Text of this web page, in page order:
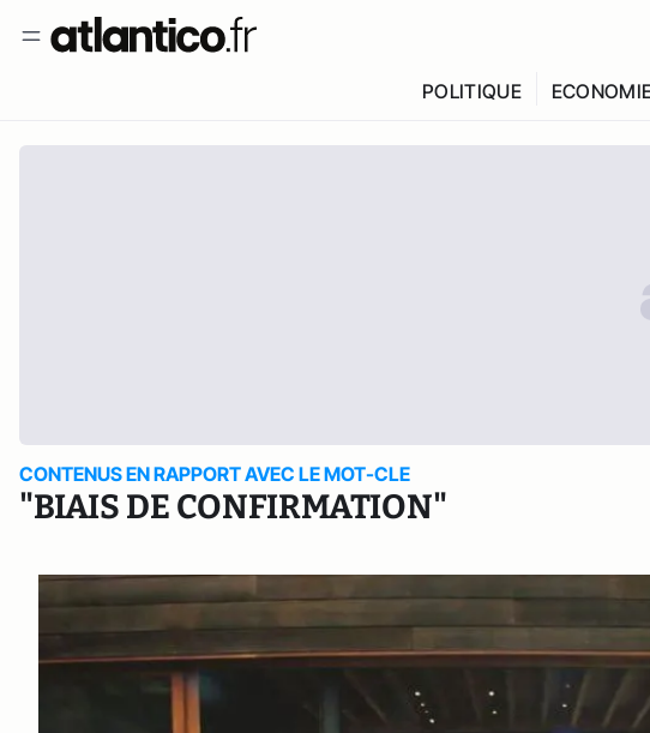
POLITIQUE
CONTENUS EN RAPPORT AVEC LE MOT-CLE
"BIAIS DE CONFIRMATION"